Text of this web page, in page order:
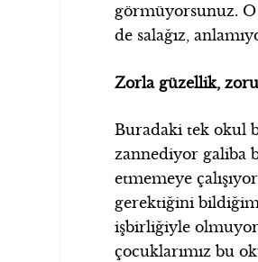
görmüyorsunuz.
de salağız,
Zorla güzellik,
Buradaki tek okul
zannediyor galiba
etmemeye
gerektiğini
işbirliğiyle
çocuklarımız bu